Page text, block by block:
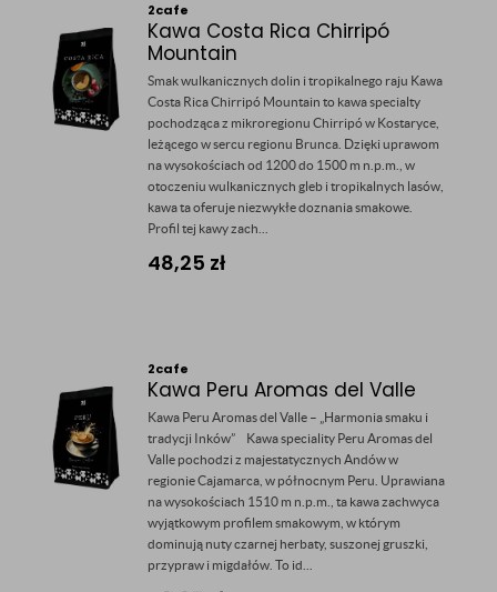
2cafe
Kawa Costa Rica Chirripó
Mountain
Smak wulkanicznych dolin i tropikalnego raju Kawa
Costa Rica Chirripó Mountain to kawa specialty
pochodząca z mikroregionu Chirripó w Kostaryce,
leżącego w sercu regionu Brunca. Dzięki uprawom
na wysokościach od 1200 do 1500 m n.p.m., w
otoczeniu wulkanicznych gleb i tropikalnych lasów,
kawa ta oferuje niezwykłe doznania smakowe.
Profil tej kawy zach...
48,25 zł
2cafe
Kawa Peru Aromas del Valle
Kawa Peru Aromas del Valle – „Harmonia smaku i
tradycji Inków” Kawa speciality Peru Aromas del
Valle pochodzi z majestatycznych Andów w
regionie Cajamarca, w północnym Peru. Uprawiana
na wysokościach 1510 m n.p.m., ta kawa zachwyca
wyjątkowym profilem smakowym, w którym
dominują nuty czarnej herbaty, suszonej gruszki,
przypraw i migdałów. To id...